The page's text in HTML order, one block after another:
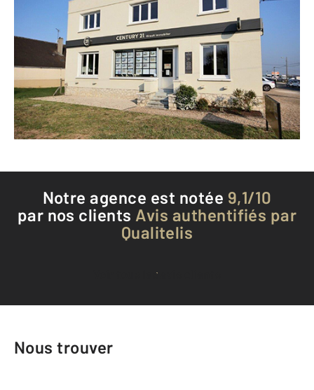
CENTURY 21 Girault Immobilier
128 bis route Nationale
LA CHAUSSEE ST VICTOR - 41260
Envoyer un message
Téléphoner à l'agence
Notre agence est notée 9,1/10
par nos clients Avis authentifiés par
Qualitelis
Voir tous les avis clients
Nous trouver